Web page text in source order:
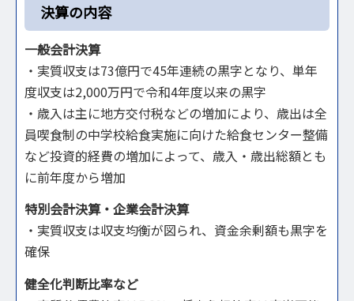
決算の内容
一般会計決算
・実質収支は73億円で45年連続の黒字となり、単年
度収支は2,000万円で令和4年度以来の黒字
・歳入は主に地方交付税などの増加により、歳出は全
員喫食制の中学校給食実施に向けた給食センター整備
など投資的経費の増加によって、歳入・歳出総額とも
に前年度から増加
特別会計決算・企業会計決算
・実質収支は収支均衡が図られ、資金余剰額も黒字を
確保
健全化判断比率など